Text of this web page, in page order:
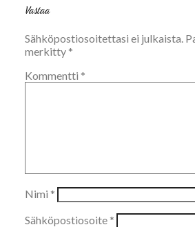
Vastaa
Sähköpostiosoitettasi ei julkaista.
merkitty *
Kommentti *
Nimi *
Sähköpostiosoite *